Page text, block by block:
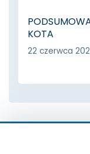
KOTA
22 czerwca